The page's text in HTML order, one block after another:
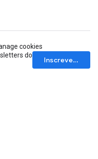
cookies
do
Inscrever-se